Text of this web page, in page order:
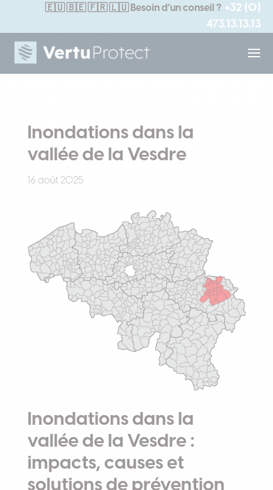
🇪🇺🇧🇪 🇫🇷 🇱🇺 Besoin d’un conseil ? +32 (0)
473.13.13.13
Inondations dans la
vallée de la Vesdre
16 août 2025
Inondations dans la
vallée de la Vesdre :
impacts, causes et
solutions de prévention